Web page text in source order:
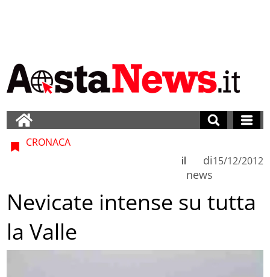
CRONACA
di
news
il 15/12/2012
Nevicate intense su tutta
la Valle